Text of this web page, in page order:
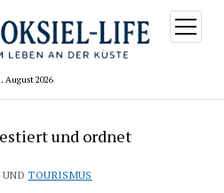
August 2026
Menü
öffnen
und ordnet
UNDTOURISMUS